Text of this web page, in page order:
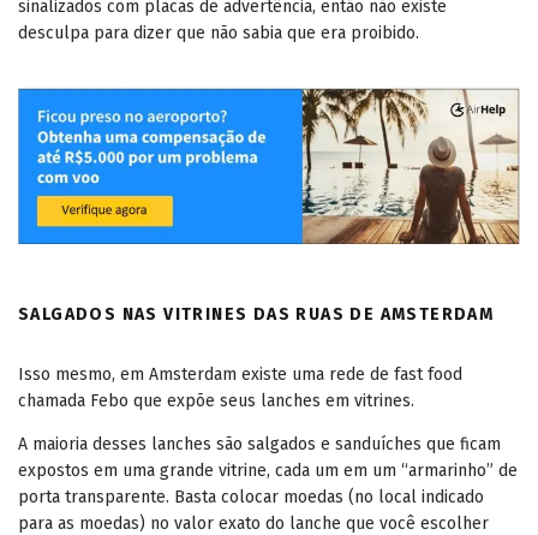
sinalizados com placas de advertência, então não existe
desculpa para dizer que não sabia que era proibido.
SALGADOS NAS VITRINES DAS RUAS DE AMSTERDAM
Isso mesmo, em Amsterdam existe uma rede de fast food
chamada Febo que expõe seus lanches em vitrines.
A maioria desses lanches são salgados e sanduíches que ficam
expostos em uma grande vitrine, cada um em um “armarinho” de
porta transparente. Basta colocar moedas (no local indicado
para as moedas) no valor exato do lanche que você escolher